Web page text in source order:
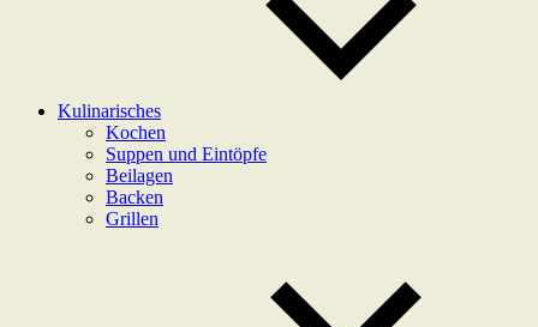
Kulinarisches
Kochen
Suppen und Eintöpfe
Beilagen
Backen
Grillen